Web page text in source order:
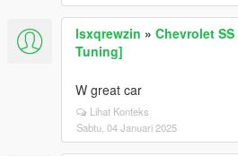
lsxqrewzin » Chevrolet
Tuning]
W great car
Lihat Konteks
Sabtu, 04 Januari 2025